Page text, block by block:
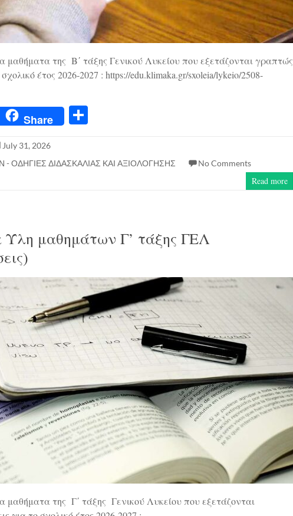
μαθήματα της Β΄ τάξης Γενικού Λυκείου που εξετάζονται γραπτώς
έτος 2026-2027 : https://edu.klimaka.gr/sxoleia/lykeio/2508-
Share
July 31, 2026
ΟΔΗΓΙΕΣ ΔΙΔΑΣΚΑΛΙΑΣ ΚΑΙ ΑΞΙΟΛΟΓΗΣΗΣ No Comments
Read more
Ύλη μαθημάτων Γ’ τάξης ΓΕΛ
μαθήματα της Γ΄ τάξης Γενικού Λυκείου που εξετάζονται